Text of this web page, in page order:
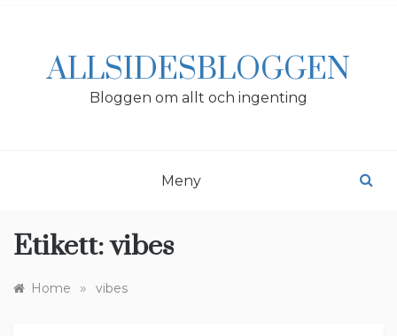
ALLSIDESBLOGGEN
Bloggen om allt och ingenting
Meny
Etikett:vibes
Home » vibes